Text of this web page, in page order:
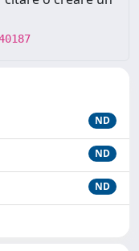
ND
ND
ND